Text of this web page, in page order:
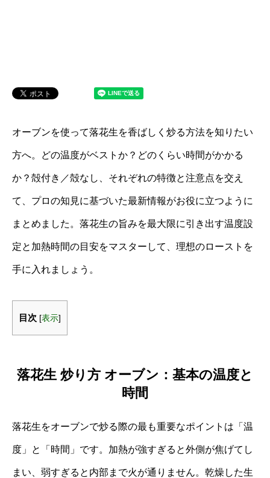
オーブンを使って落花生を香ばしく炒る方法を知りたい
方へ。どの温度がベストか？どのくらい時間がかかる
か？殻付き／殻なし、それぞれの特徴と注意点を交え
て、プロの知見に基づいた最新情報がお役に立つように
まとめました。落花生の旨みを最大限に引き出す温度設
定と加熱時間の目安をマスターして、理想のローストを
手に入れましょう。
目次 [表示]
落花生 炒り方 オーブン：基本の温度と
時間
落花生をオーブンで炒る際の最も重要なポイントは「温
度」と「時間」です。加熱が強すぎると外側が焦げてし
まい、弱すぎると内部まで火が通りません。乾燥した生